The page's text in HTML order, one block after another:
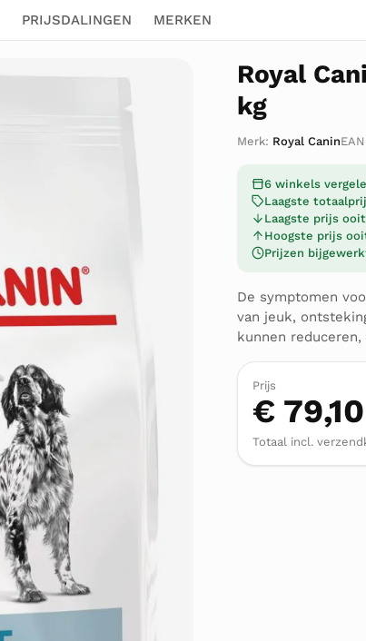
PRIJSDALINGEN MERKEN
Royal
kg
Merk: Royal Canin
6 winkels
Laagste
Laagste prijs
Hoogste prijs
Prijzen
De symptomen
van jeuk,
kunnen
Prijs
€ 79,10
Totaal incl.